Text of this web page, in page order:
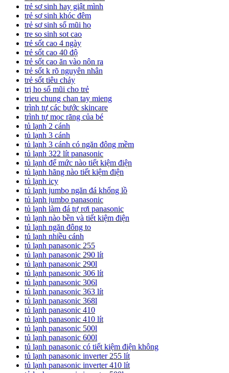
trẻ sơ sinh hay giật mình
trẻ sơ sinh khóc đêm
trẻ sơ sinh sổ mũi ho
tre so sinh sot cao
trẻ sốt cao 4 ngày
trẻ sốt cao 40 độ
trẻ sốt cao ăn vào nôn ra
trẻ sốt k rõ nguyên nhân
trẻ sốt tiêu chảy
trị ho sổ mũi cho trẻ
trieu chung chan tay mieng
trình tự các bước skincare
trình tự mọc răng của bé
tủ lạnh 2 cánh
tủ lạnh 3 cánh
tủ lạnh 3 cánh có ngăn đông mềm
tủ lạnh 322 lít panasonic
tủ lạnh để mức nào tiết kiệm điện
tủ lạnh hãng nào tiết kiệm điện
tủ lạnh icy
tủ lạnh jumbo ngăn đá khổng lồ
tủ lạnh jumbo panasonic
tủ lạnh làm đá tự rơi panasonic
tủ lạnh nào bền và tiết kiệm điện
tủ lạnh ngăn đông to
tủ lạnh nhiều cánh
tủ lạnh panasonic 255
tủ lạnh panasonic 290 lít
tủ lạnh panasonic 290l
tủ lạnh panasonic 306 lít
tủ lạnh panasonic 306l
tủ lạnh panasonic 363 lít
tủ lạnh panasonic 368l
tủ lạnh panasonic 410
tủ lạnh panasonic 410 lít
tủ lạnh panasonic 500l
tủ lạnh panasonic 600l
tủ lạnh panasonic có tiết kiệm điện không
tủ lạnh panasonic inverter 255 lít
tủ lạnh panasonic inverter 410 lít